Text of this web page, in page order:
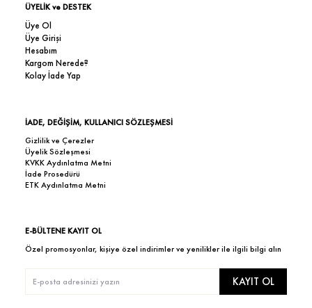
ÜYELİK ve DESTEK
Üye Ol
Üye Girişi
Hesabım
Kargom Nerede?
Kolay İade Yap
İADE, DEĞİŞİM, KULLANICI SÖZLEŞMESİ
Gizlilik ve Çerezler
Üyelik Sözleşmesi
KVKK Aydınlatma Metni
İade Prosedürü
ETK Aydınlatma Metni
E-BÜLTENE KAYIT OL
Özel promosyonlar, kişiye özel indirimler ve yenilikler ile ilgili bilgi alın
KAYIT OL